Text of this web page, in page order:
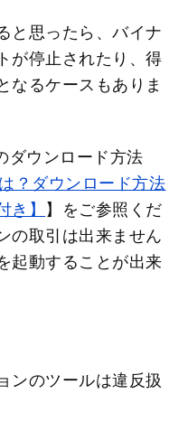
と思ったら、バイナ
が停止されたり、得
なるケースもありま
ダウンロード方法
？ダウンロード方法
】 】をご参照くだ
の取引は出来ません
起動することが出来
ンのツールは違反扱